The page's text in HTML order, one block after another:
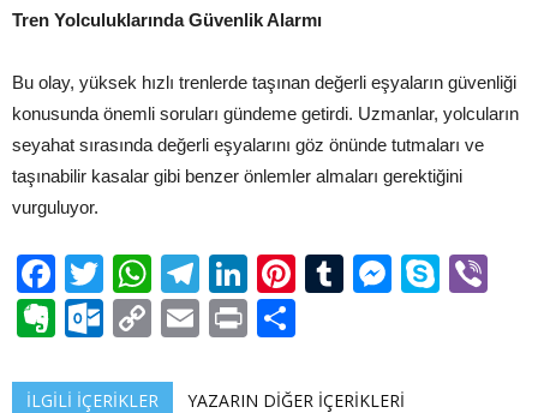
Tren Yolculuklarında Güvenlik Alarmı
Bu olay, yüksek hızlı trenlerde taşınan değerli eşyaların güvenliği
konusunda önemli soruları gündeme getirdi. Uzmanlar, yolcuların
seyahat sırasında değerli eşyalarını göz önünde tutmaları ve
taşınabilir kasalar gibi benzer önlemler almaları gerektiğini
vurguluyor.
Facebook
TwitterWhatsApp
Telegram
LinkedIn
Pinterest
Tumblr
Evernote
Outlook.com
CopyEmailPrint
İLGİLİ İÇERİKLER YAZARIN DİĞER İÇERİKLERİ